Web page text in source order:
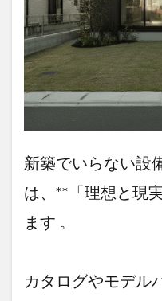
た！
「い
らな
かっ
た後
悔す
る設
10
解決
策
①
ベラン
ダ・バル
29.5％）
新築でいらない設
は、**「理想と現
ます 。
カタログやモデル